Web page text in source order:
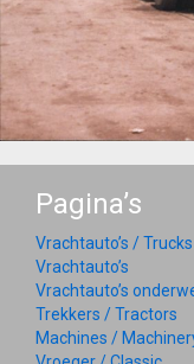
Pagina’s
Vrachtauto’s / Trucks
Vrachtauto’s
Vrachtauto’s
Trekkers / Tractors
Machines /